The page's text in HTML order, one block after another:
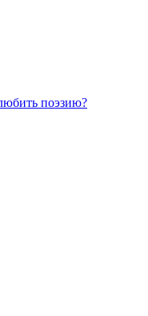
поэзию?